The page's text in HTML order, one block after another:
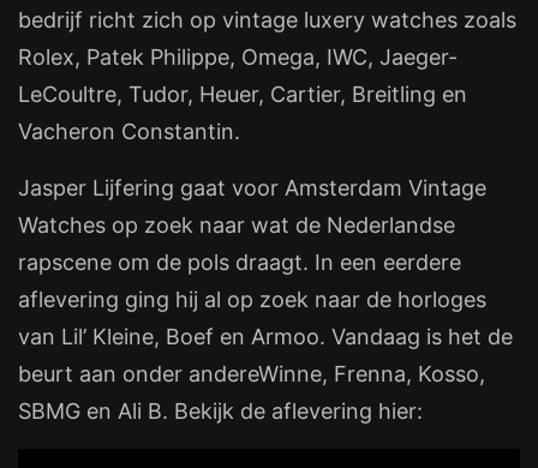
bedrijf richt zich op vintage luxery watches zoals
Rolex, Patek Philippe, Omega, IWC, Jaeger-
LeCoultre, Tudor, Heuer, Cartier, Breitling en
Vacheron Constantin.
Jasper Lijfering gaat voor Amsterdam Vintage
Watches op zoek naar wat de Nederlandse
rapscene om de pols draagt. In een eerdere
aflevering ging hij al op zoek naar de horloges
van Lil’ Kleine, Boef en Armoo. Vandaag is het de
beurt aan onder andereWinne, Frenna, Kosso,
SBMG en Ali B. Bekijk de aflevering hier: